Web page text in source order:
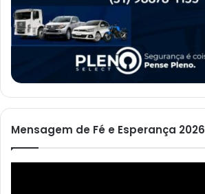
Mensagem de Fé e Esperança 2026